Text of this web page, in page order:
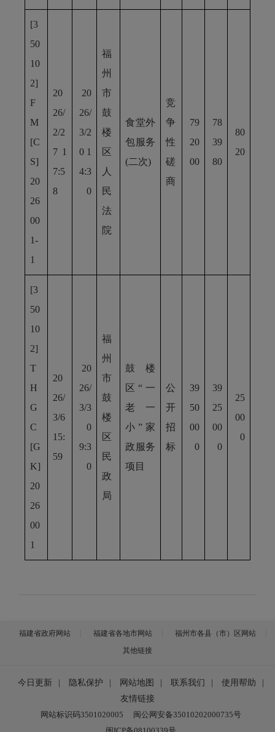
[3
50
10
2]
F
M
[C
S]
20
26
00
1-
1
20
26/
2/2
7 1
7:5
8
20
26/
3/2
0 1
4:3
0
福
州
市
鼓
楼
区
人
民
法
院
食堂外
包服务
(二次)
竞
争
性
磋
商
79
20
00
78
39
80
80
20
[3
50
10
2]
T
H
G
C
[G
K]
20
26
00
1
20
26/
3/6
15:
59
20
26/
3/3
0
9:3
0
福
州
市
鼓
楼
区
民
政
局
鼓楼
区“一
老一
小”家
政服务
项目
公
开
招
标
39
50
00
0
39
25
00
0
25
00
0
福建省政府网站 福建省各地市网站
福州市各县（市）区网站
其他链接
今日更新 隐私保护 网站地图 联系我们 使用帮助
友情链接
网站标识码3501020005
闽公网安备35010202000735号